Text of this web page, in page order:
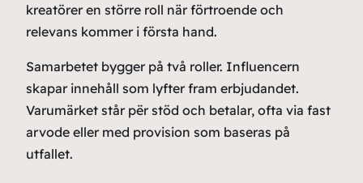
kreatörer en större roll när förtroende och
relevans kommer i första hand.
Samarbetet bygger på två roller. Influencern
skapar innehåll som lyfter fram erbjudandet.
Varumärket står për stöd och betalar, ofta via fast
arvode eller med provision som baseras på
utfallet.